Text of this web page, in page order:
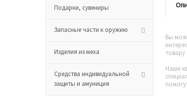
Подарки, сувениры
Запасные части к оружию
Изделия из меха
Средства индивидуальной
защиты и амуниция
Вы
Наши